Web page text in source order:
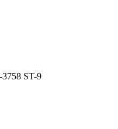
ST-9